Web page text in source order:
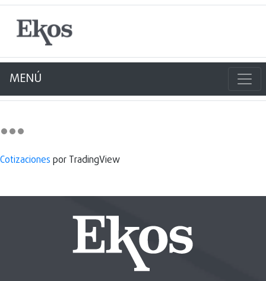
MENÚ
Cotizaciones por TradingView